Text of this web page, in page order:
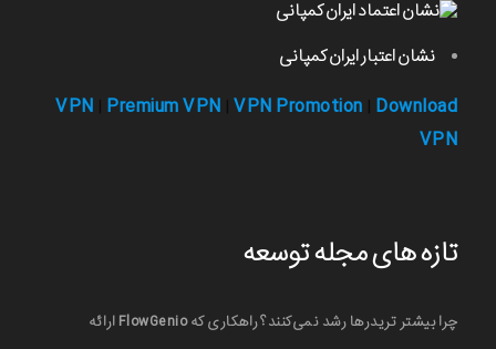
نشان اعتبار ایران کمپانی
VPN Premium VPN VPN Promotion Download
VPN
تازه های مجله توسعه
چرا بیشتر تریدرها رشد نمی‌کنند؟ راهکاری که FlowGenio ارائه